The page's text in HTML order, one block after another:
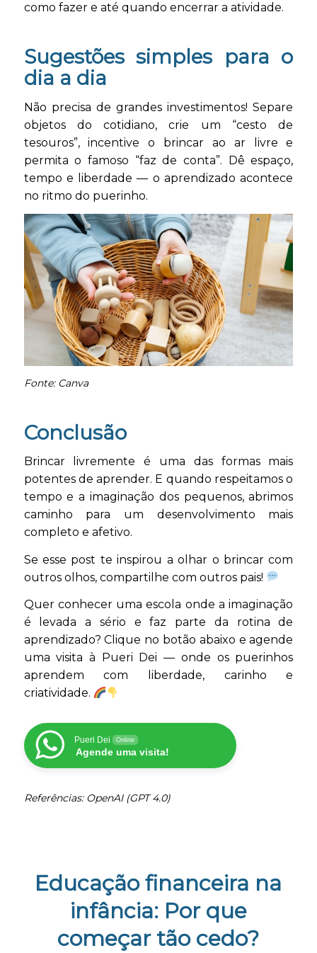
como fazer e até quando encerrar a atividade.
Sugestões simples para o
dia a dia
Não precisa de grandes investimentos! Separe
objetos do cotidiano, crie um “cesto de
tesouros”, incentive o brincar ao ar livre e
permita o famoso “faz de conta”. Dê espaço,
tempo e liberdade — o aprendizado acontece
no ritmo do puerinho.
Fonte: Canva
Conclusão
Brincar livremente é uma das formas mais
potentes de aprender. E quando respeitamos o
tempo e a imaginação dos pequenos, abrimos
caminho para um desenvolvimento mais
completo e afetivo.
Se esse post te inspirou a olhar o brincar com
outros olhos, compartilhe com outros pais!
Quer conhecer uma escola onde a imaginação
é levada a sério e faz parte da rotina de
aprendizado? Clique no botão abaixo e agende
uma visita à Pueri Dei — onde os puerinhos
aprendem com liberdade, carinho e
criatividade.
Pueri Dei Online
Agende uma visita!
Referências: OpenAI (GPT 4.0)
Educação financeira na
infância: Por que
começar tão cedo?